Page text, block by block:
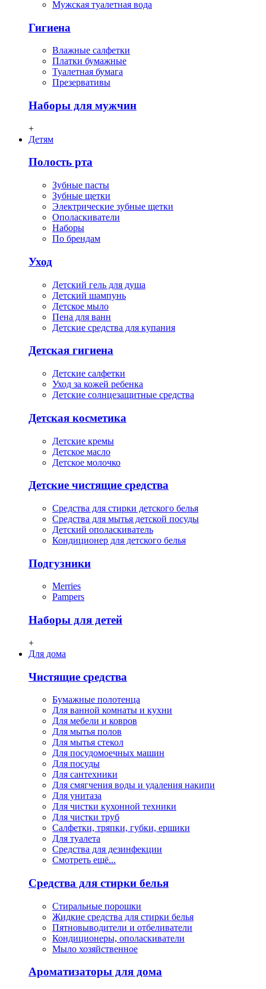
Мужская туалетная вода
Гигиена
Влажные салфетки
Платки бумажные
Туалетная бумага
Презервативы
Наборы для мужчин
+
Детям
Полость рта
Зубные пасты
Зубные щетки
Электрические зубные щетки
Ополаскиватели
Наборы
По брендам
Уход
Детский гель для душа
Детский шампунь
Детское мыло
Пена для ванн
Детские средства для купания
Детская гигиена
Детские салфетки
Уход за кожей ребенка
Детские солнцезащитные средства
Детская косметика
Детские кремы
Детское масло
Детское молочко
Детские чистящие средства
Средства для стирки детского белья
Средства для мытья детской посуды
Детский ополаскиватель
Кондиционер для детского белья
Подгузники
Merries
Pampers
Наборы для детей
+
Для дома
Чистящие средства
Бумажные полотенца
Для ванной комнаты и кухни
Для мебели и ковров
Для мытья полов
Для мытья стекол
Для посудомоечных машин
Для посуды
Для сантехники
Для смягчения воды и удаления накипи
Для унитаза
Для чистки кухонной техники
Для чистки труб
Салфетки, тряпки, губки, ершики
Для туалета
Средства для дезинфекции
Смотреть ещё...
Средства для стирки белья
Стиральные порошки
Жидкие средства для стирки белья
Пятновыводители и отбеливатели
Кондиционеры, ополаскиватели
Мыло хозяйственное
Ароматизаторы для дома